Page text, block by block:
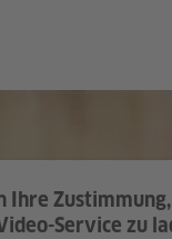
Ihre
Service zu